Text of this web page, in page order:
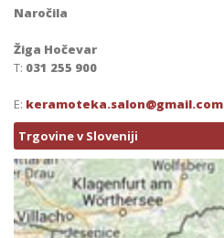
Naročila
Žiga Hočevar
T: 031 255 900
E: keramoteka.salon@gmail.com
Trgovine v Sloveniji